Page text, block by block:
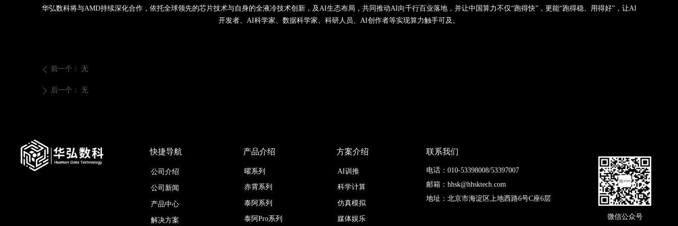
华弘数科将与AMD持续深化合作，依托全球领先的芯片技术与自身的全液冷技术创新， 及AI生态布局 ， 共同 推动AI向千行百业落地， 并让中国算力不仅“跑得快”，更能“跑得稳、用得好”， 让AI
开发者、 AI科学家、数据科学家、科研人员、AI创作者等实现算力触手可及。
ꄴ 前一个： 无
ꄲ 后一个： 无
曜系列
赤霄系列
泰阿系列
泰阿Pro系列
产品介绍 方案介绍
AI训推
科学计算
仿真模拟
媒体娱乐
公司介绍
公司新闻
产品中心
解决方案
快捷导航 联系我们
电话：010-53398008/53397007
邮箱：hhsk@hhsktech.com
地址：北京市海淀区上地西路6号C座6层
微信公众号